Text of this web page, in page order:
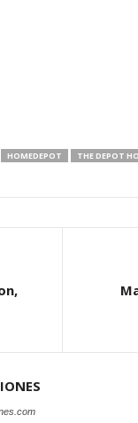
HOMEDEPOT THE DEPOT